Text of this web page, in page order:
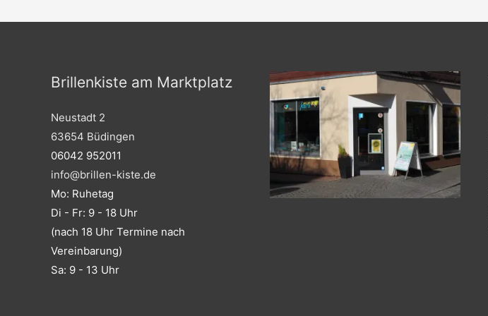
Brillenkiste am Marktplatz
Neustadt 2
63654 Büdingen
06042 952011
info@brillen-kiste.de
Mo: Ruhetag
Di - Fr: 9 - 18 Uhr
(nach 18 Uhr Termine nach
Vereinbarung)
Sa: 9 - 13 Uhr